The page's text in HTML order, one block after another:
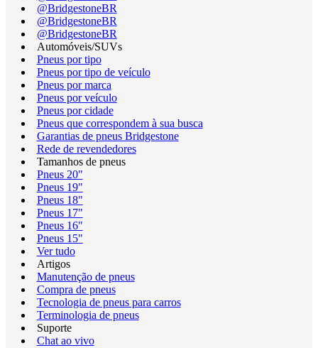
@BridgestoneBR
@BridgestoneBR
@BridgestoneBR
Automóveis/SUVs
Pneus por tipo
Pneus por tipo de veículo
Pneus por marca
Pneus por veículo
Pneus por cidade
Pneus que correspondem à sua busca
Garantias de pneus Bridgestone
Rede de revendedores
Tamanhos de pneus
Pneus 20"
Pneus 19"
Pneus 18"
Pneus 17"
Pneus 16"
Pneus 15"
Ver tudo
Artigos
Manutenção de pneus
Compra de pneus
Tecnologia de pneus para carros
Terminologia de pneus
Suporte
Chat ao vivo